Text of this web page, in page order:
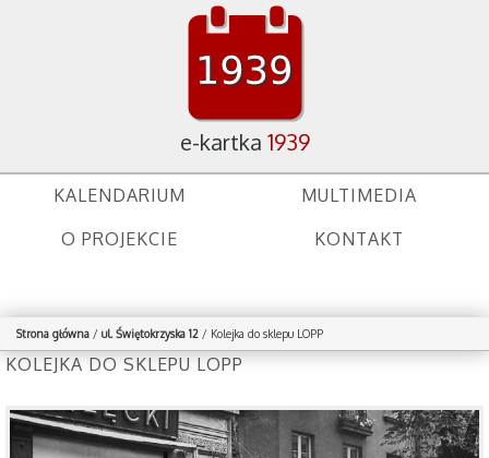
e-kartka 1939
KALENDARIUM
MULTIMEDIA
O PROJEKCIE
KONTAKT
Strona główna / ul. Świętokrzyska 12 / Kolejka do sklepu LOPP
KOLEJKA DO SKLEPU LOPP